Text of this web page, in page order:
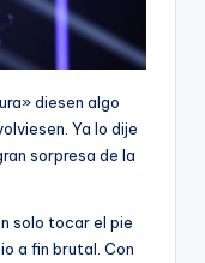
diesen algo
Ya lo dije
sorpresa de la
solo tocar el pie
a fin brutal. Con